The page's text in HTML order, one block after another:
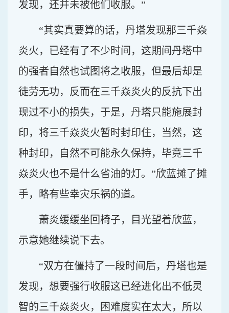
发现，还并未被他们收服。”
“其实真要算的话，丹塔发现那三千焱
炎火，已经有了不少时间，这期间丹塔中
的强者自然也试图将之收服，但最后却是
徒劳无功，反而在三千焱炎火的反抗下出
现过不小的损失，于是，丹塔只能施展封
印，将三千焱炎火暂时封印住，当然，这
种封印，自然不可能永久保持，毕竟三千
焱炎火也不是什么省油的灯。”欣蓝摊了摊
手，略有些幸灾乐祸的道。
萧炎缓缓坐回椅子，目光望着欣蓝，
示意她继续说下去。
“双方在僵持了一段时间后，丹塔也是
发现，想要强行收服这已经进化出不低灵
智的三千焱炎火，困难度实在太大，所以